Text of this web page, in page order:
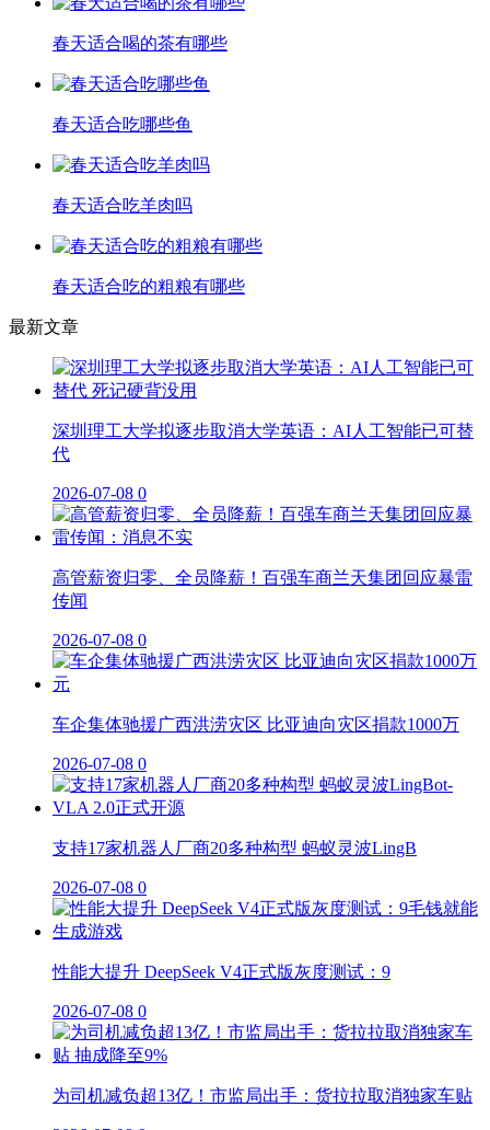
春天适合喝的茶有哪些
春天适合吃哪些鱼
春天适合吃羊肉吗
春天适合吃的粗粮有哪些
最新文章
深圳理工大学拟逐步取消大学英语：AI人工智能已可替
代
2026-07-08 0
高管薪资归零、全员降薪！百强车商兰天集团回应暴雷
传闻
2026-07-08 0
车企集体驰援广西洪涝灾区 比亚迪向灾区捐款1000万
2026-07-08 0
支持17家机器人厂商20多种构型 蚂蚁灵波LingB
2026-07-08 0
性能大提升 DeepSeek V4正式版灰度测试：9
2026-07-08 0
为司机减负超13亿！市监局出手：货拉拉取消独家车贴